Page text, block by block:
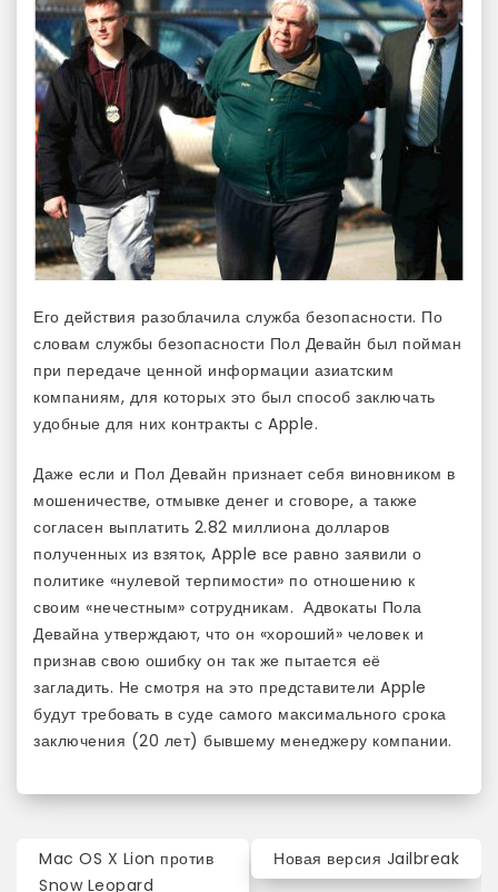
Его действия разоблачила служба безопасности. По
словам службы безопасности Пол Девайн был пойман
при передаче ценной информации азиатским
компаниям, для которых это был способ заключать
удобные для них контракты с Apple.
Даже если и Пол Девайн признает себя виновником в
мошеничестве, отмывке денег и сговоре, а также
согласен выплатить 2.82 миллиона долларов
полученных из взяток, Apple все равно заявили о
политике «нулевой терпимости» по отношению к
своим «нечестным» сотрудникам. Адвокаты Пола
Девайна утверждают, что он «хороший» человек и
признав свою ошибку он так же пытается её
загладить. Не смотря на это представители Apple
будут требовать в суде самого максимального срока
заключения (20 лет) бывшему менеджеру компании.
Навигация
Mac OS X Lion против
Snow Leopard
Новая версия Jailbreak